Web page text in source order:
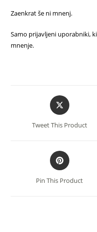
Zaenkrat še ni mnenj.
Samo prijavljeni uporabniki,
mnenje.
Opens
in
new
Tweet This Product
Opens
in
a
new
Pin This Product